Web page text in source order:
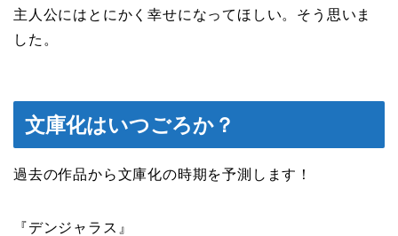
主人公にはとにかく幸せになってほしい。そう思いま
した。
文庫化はいつごろか？
過去の作品から文庫化の時期を予測します！
『デンジャラス』